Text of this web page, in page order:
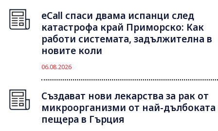
eCall спаси двама испанци след
катастрофа край Приморско: Как
работи системата, задължителна в
новите коли
06.08.2026
Създават нови лекарства за рак от
микроорганизми от най-дълбоката
пещера в Гърция